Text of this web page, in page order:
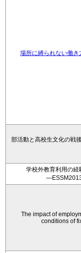
場所に縛られない働
部活動と高校生文化の戦
学校外教育利用の
The impact of
conditions of